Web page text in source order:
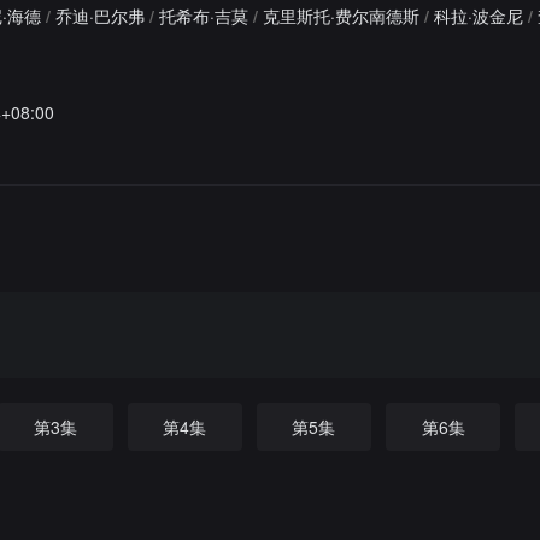
海德 / 乔迪·巴尔弗 / 托希布·吉莫 / 克里斯托·费尔南德斯 / 科拉·波金尼 /
第3集 第4集 第5集 第6集